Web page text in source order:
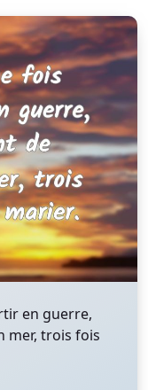
en guerre,
mer, trois fois